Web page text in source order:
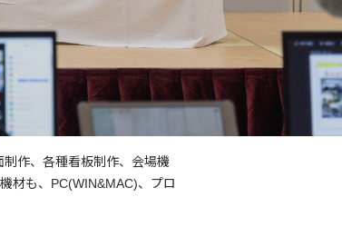
作、各種看板制作、会場機
材も、PC(WIN&MAC)、プロ